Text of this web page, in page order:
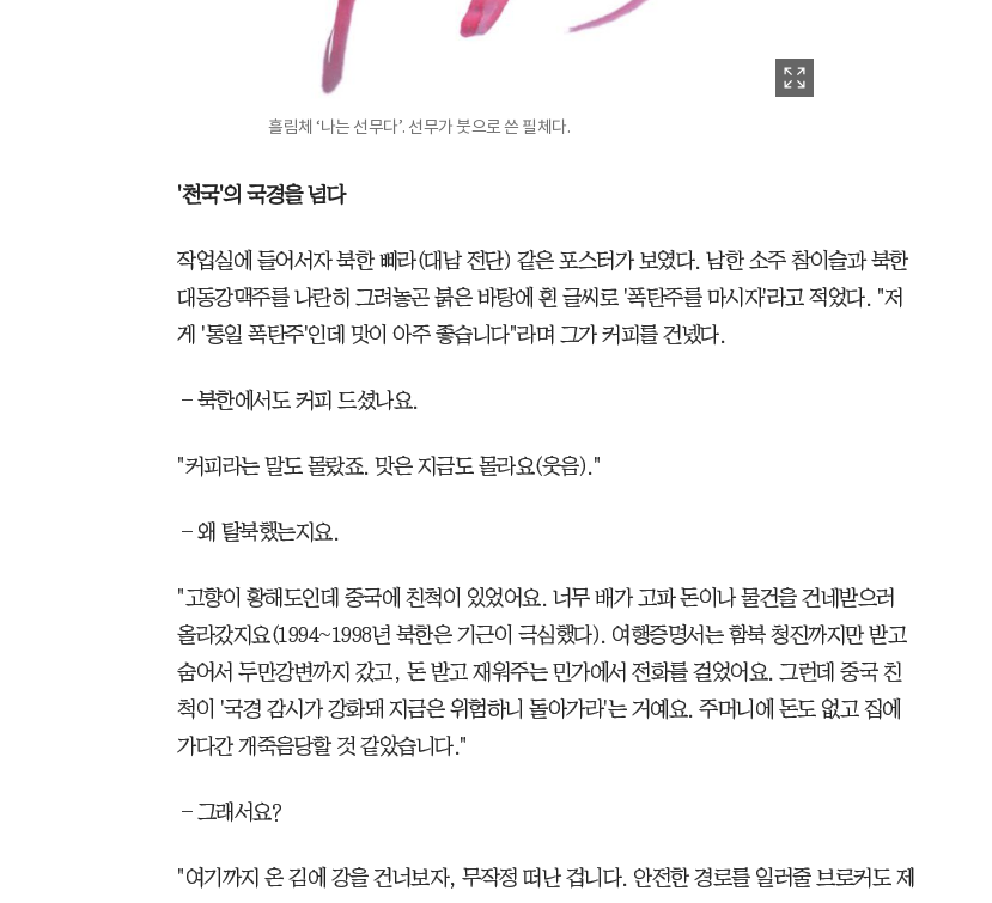
흘림체 ‘나는 선무다’. 선무가 붓으로 쓴 필체다.
'천국'의 국경을 넘다
작업실에 들어서자 북한 삐라(대남 전단) 같은 포스터가 보였다. 남한 소주 참이슬과 북한
대동강맥주를 나란히 그려놓곤 붉은 바탕에 흰 글씨로 '폭탄주를 마시자'라고 적었다. "저
게 '통일 폭탄주'인데 맛이 아주 좋습니다"라며 그가 커피를 건넸다.
―북한에서도 커피 드셨나요.
"커피라는 말도 몰랐죠. 맛은 지금도 몰라요(웃음)."
―왜 탈북했는지요.
"고향이 황해도인데 중국에 친척이 있었어요. 너무 배가 고파 돈이나 물건을 건네받으러
올라갔지요(1994~1998년 북한은 기근이 극심했다). 여행증명서는 함북 청진까지만 받고
숨어서 두만강변까지 갔고, 돈 받고 재워주는 민가에서 전화를 걸었어요. 그런데 중국 친
척이 '국경 감시가 강화돼 지금은 위험하니 돌아가라'는 거예요. 주머니에 돈도 없고 집에
가다간 개죽음당할 것 같았습니다."
―그래서요?
"여기까지 온 김에 강을 건너보자, 무작정 떠난 겁니다. 안전한 경로를 일러줄 브로커도 제